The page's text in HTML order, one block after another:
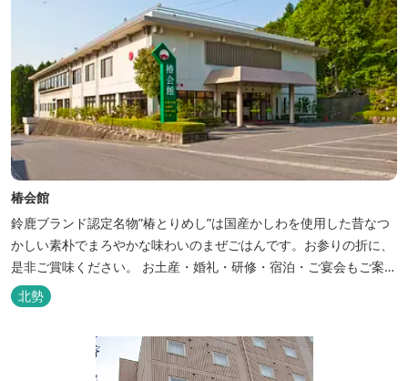
椿会館
鈴鹿ブランド認定名物”椿とりめし”は国産かしわを使用した昔なつ
かしい素朴でまろやかな味わいのまぜごはんです。お参りの折に、
是非ご賞味ください。 お土産・婚礼・研修・宿泊・ご宴会もご案内
しております。
北勢